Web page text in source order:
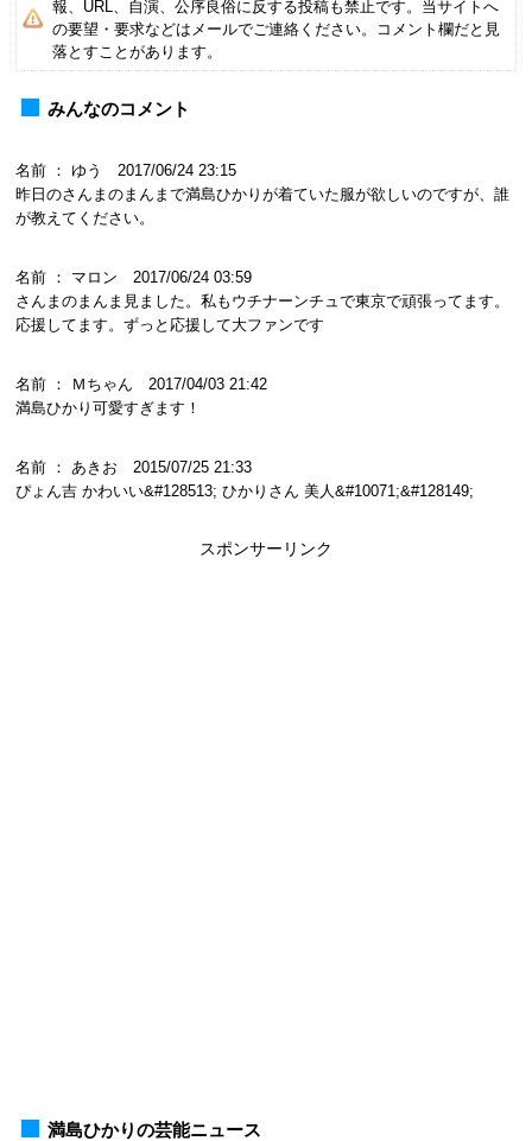
報、URL、自演、公序良俗に反する投稿も禁止です。当サイトへ
の要望・要求などはメールでご連絡ください。コメント欄だと見
落とすことがあります。
みんなのコメント
名前 ： ゆう 2017/06/24 23:15
昨日のさんまのまんまで満島ひかりが着ていた服が欲しいのですが、誰
が教えてください。
名前 ： マロン 2017/06/24 03:59
さんまのまんま見ました。私もウチナーンチュで東京で頑張ってます。
応援してます。ずっと応援して大ファンです
名前 ： Ｍちゃん 2017/04/03 21:42
満島ひかり可愛すぎます！
名前 ： あきお 2015/07/25 21:33
ぴょん吉 かわいい&#128513; ひかりさん 美人&#10071;&#128149;
スポンサーリンク
満島ひかりの芸能ニュース